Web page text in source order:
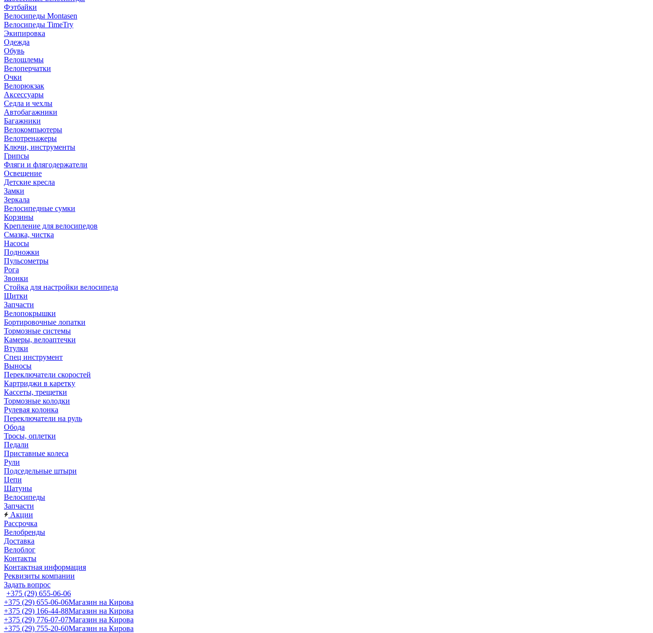
Фэтбайки
Велосипеды Montasen
Велосипеды TimeTry
Экипировка
Одежда
Обувь
Велошлемы
Велоперчатки
Очки
Велорюкзак
Аксессуары
Седла и чехлы
Автобагажники
Багажники
Велокомпьютеры
Велотренажеры
Ключи, инструменты
Грипсы
Фляги и флягодержатели
Освещение
Детские кресла
Замки
Зеркала
Велосипедные сумки
Корзины
Крепление для велосипедов
Смазка, чистка
Насосы
Подножки
Пульсометры
Рога
Звонки
Стойка для настройки велосипеда
Щитки
Запчасти
Велопокрышки
Бортировочные лопатки
Тормозные системы
Камеры, велоаптечки
Втулки
Спец инструмент
Выносы
Переключатели скоростей
Картриджи в каретку
Кассеты, трещетки
Тормозные колодки
Рулевая колонка
Переключатели на руль
Обода
Тросы, оплетки
Педали
Приставные колеса
Рули
Подседельные штыри
Цепи
Шатуны
Велосипеды
Запчасти
Акции
Рассрочка
Велобренды
Доставка
Велоблог
Контакты
Контактная информация
Реквизиты компании
Задать вопрос
+375 (29) 655-06-06
+375 (29) 655-06-06Магазин на Кирова
+375 (29) 166-44-88Магазин на Кирова
+375 (29) 776-07-07Магазин на Кирова
+375 (29) 755-20-60Магазин на Кирова